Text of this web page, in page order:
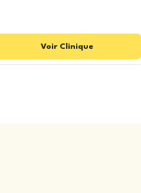
Voir Clinique